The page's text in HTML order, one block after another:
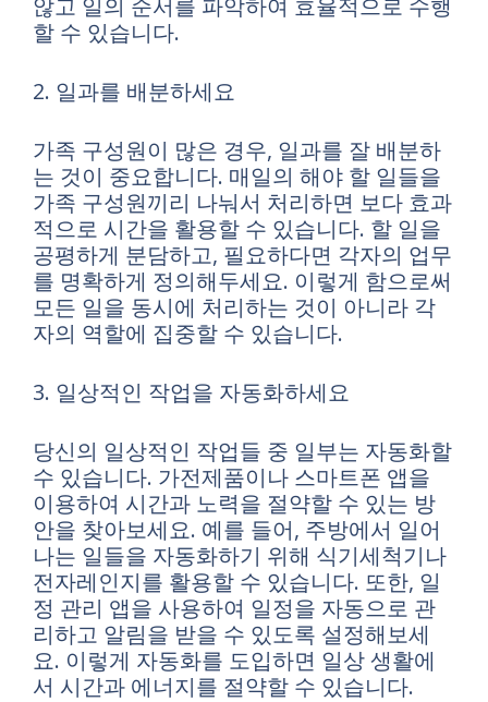
할 수 있습니다.
2. 일과를 배분하세요
가족 구성원이 많은 경우, 일과를 잘 배분하
는 것이 중요합니다. 매일의 해야 할 일들을
가족 구성원끼리 나눠서 처리하면 보다 효과
적으로 시간을 활용할 수 있습니다. 할 일을
공평하게 분담하고, 필요하다면 각자의 업무
를 명확하게 정의해두세요. 이렇게 함으로써
모든 일을 동시에 처리하는 것이 아니라 각
자의 역할에 집중할 수 있습니다.
3. 일상적인 작업을 자동화하세요
당신의 일상적인 작업들 중 일부는 자동화할
수 있습니다. 가전제품이나 스마트폰 앱을
이용하여 시간과 노력을 절약할 수 있는 방
안을 찾아보세요. 예를 들어, 주방에서 일어
나는 일들을 자동화하기 위해 식기세척기나
전자레인지를 활용할 수 있습니다. 또한, 일
정 관리 앱을 사용하여 일정을 자동으로 관
리하고 알림을 받을 수 있도록 설정해보세
요. 이렇게 자동화를 도입하면 일상 생활에
서 시간과 에너지를 절약할 수 있습니다.